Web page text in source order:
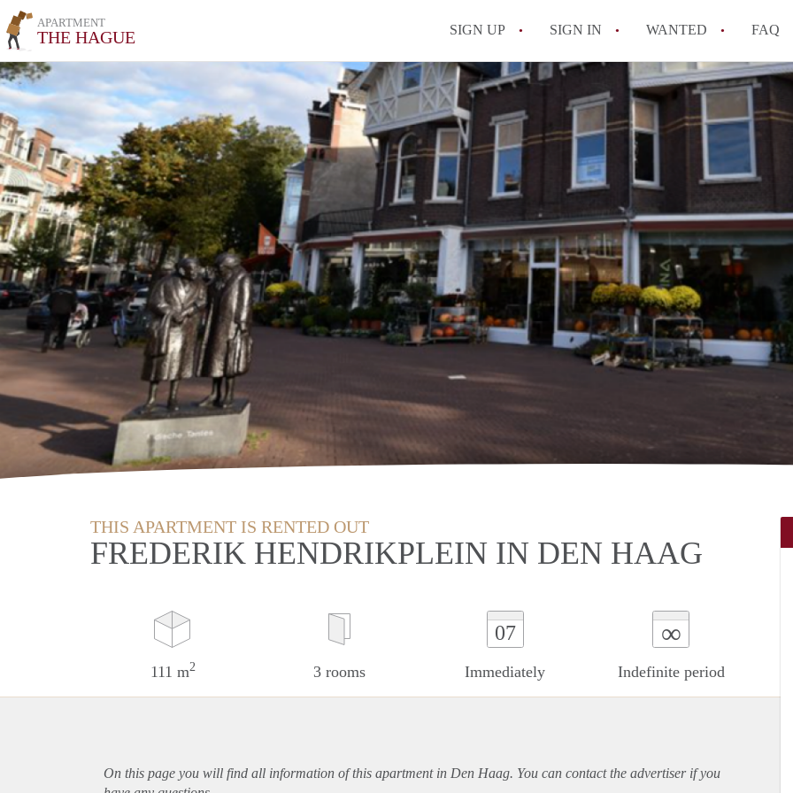
APARTMENT
THE HAGUE SIGN UP SIGN IN WANTED FAQ
All FAQs
THIS APARTMENT IS RENTED OUT
FREDERIK HENDRIKPLEIN IN DEN HAAG
111 m2 3 rooms
07
Immediately
∞
Indefinite period
On this page you will find all information of this apartmentin Den Haag. You can contact the advertiser if you